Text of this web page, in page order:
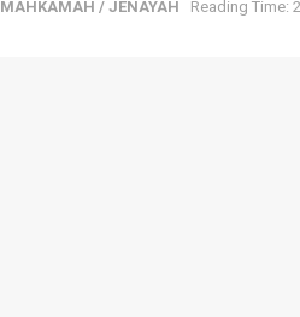
MAHKAMAH / JENAYAH Reading Time: